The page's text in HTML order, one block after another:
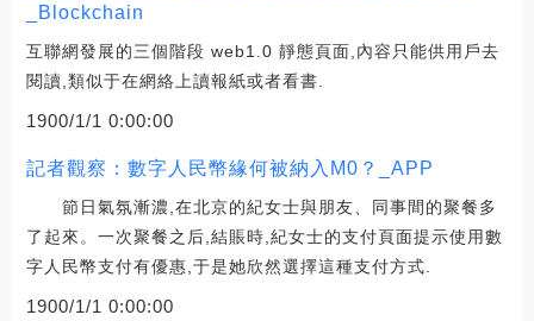
_Blockchain
互聯網發展的三個階段 web1.0 靜態頁面,內容只能供用戶去
閱讀,類似于在網絡上讀報紙或者看書.
1900/1/1 0:00:00
記者觀察：數字人民幣緣何被納入M0？_APP
節日氣氛漸濃,在北京的紀女士與朋友、同事間的聚餐多
了起來。一次聚餐之后,結賬時,紀女士的支付頁面提示使用數
字人民幣支付有優惠,于是她欣然選擇這種支付方式.
1900/1/1 0:00:00